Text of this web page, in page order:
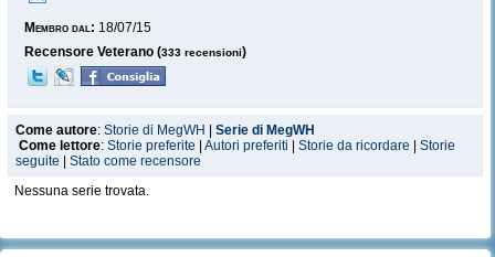
Membro dal: 18/07/15
Recensore Veterano (333 recensioni)
Come autore: Storie di MegWH
Serie di MegWH
Come lettore: Storie preferite Autori preferiti Storie da ricordare
Storie
seguite
Stato come recensore
Nessuna serie trovata.